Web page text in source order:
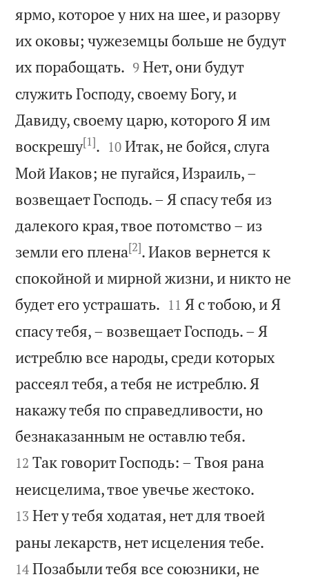
ярмо, которое у них на шее, и разорву
их оковы; чужеземцы больше не будут
их порабощать. 

9 Нет, они будут
служить Господу, своему Богу, и
Давиду, своему царю, которого Я им
воскрешу[1]. 

10 Итак, не бойся, слуга
Мой Иаков; не пугайся, Израиль, –
возвещает Господь. – Я спасу тебя из
далекого края, твое потомство – из
земли его плена[2]. Иаков вернется к
спокойной и мирной жизни, и никто не
будет его устрашать. 

11 Я с тобою, и Я
спасу тебя, – возвещает Господь. – Я
истреблю все народы, среди которых
рассеял тебя, а тебя не истреблю. Я
накажу тебя по справедливости, но
безнаказанным не оставлю тебя.
12 Так говорит Господь: – Твоя рана
неисцелима, твое увечье жестоко.
13 Нет у тебя ходатая, нет для твоей
раны лекарств, нет исцеления тебе.
14 Позабыли тебя все союзники, не